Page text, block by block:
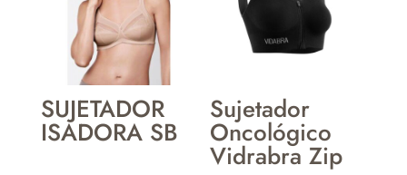
SUJETADOR
ISADORA SB
Sujetador
Oncológico
Vidrabra Zip